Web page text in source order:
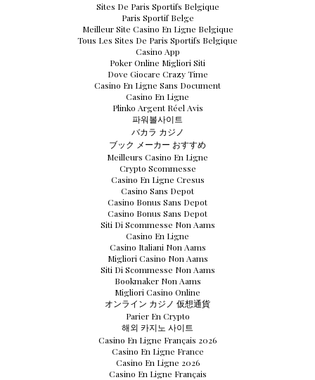
Sites De Paris Sportifs Belgique
Paris Sportif Belge
Meilleur Site Casino En Ligne Belgique
Tous Les Sites De Paris Sportifs Belgique
Casino App
Poker Online Migliori Siti
Dove Giocare Crazy Time
Casino En Ligne Sans Document
Casino En Ligne
Plinko Argent Réel Avis
파워볼사이트
バカラ カジノ
ブック メーカー おすすめ
Meilleurs Casino En Ligne
Crypto Scommesse
Casino En Ligne Cresus
Casino Sans Depot
Casino Bonus Sans Depot
Casino Bonus Sans Depot
Siti Di Scommesse Non Aams
Casino En Ligne
Casino Italiani Non Aams
Migliori Casino Non Aams
Siti Di Scommesse Non Aams
Bookmaker Non Aams
Migliori Casino Online
オンライン カジノ 仮想通貨
Parier En Crypto
해외 카지노 사이트
Casino En Ligne Français 2026
Casino En Ligne France
Casino En Ligne 2026
Casino En Ligne Français